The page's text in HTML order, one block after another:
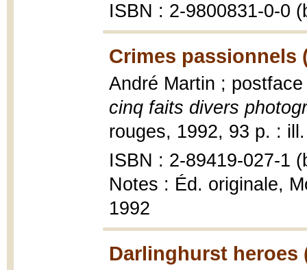
ISBN : 2-9800831-0-0
Crimes passionnels
André Martin ;
cinq faits divers
rouges, 1992, 93 p. :
ISBN : 2-89419-027-1
Notes : Éd. originale,
1992
Darlinghurst heroes